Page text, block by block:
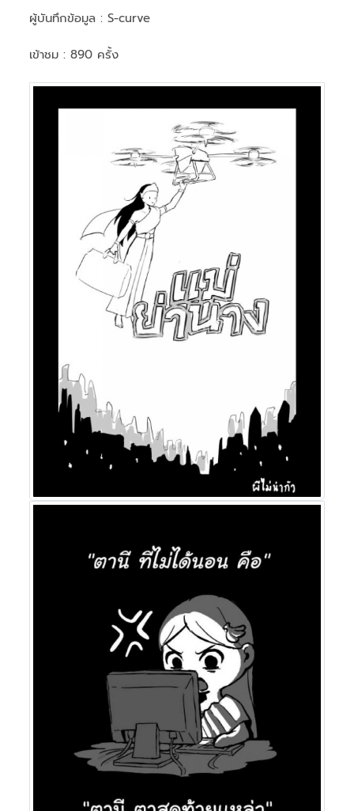
ผู้บันทึกข้อมูล : S-curve
เข้าชม : 890 ครั้ง